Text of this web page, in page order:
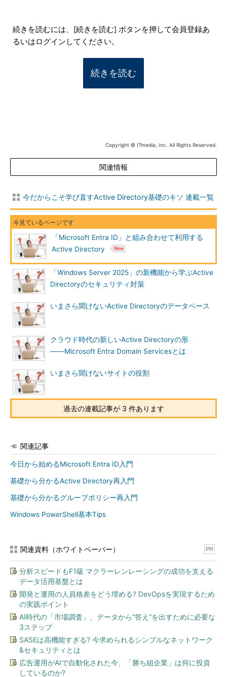
続きを読むには、[続きを読む] ボタンを押して会員登録あ
るいはログインしてください。
続きを読む
Copyright © ITmedia, Inc. All Rights Reserved.
関連情報
今だからこそ学び直すActive Directory基礎のキソ 連載一覧
「Microsoft Entra ID」と組み合わせて利用する
Active Directory
「Windows Server 2025」の新機能から学ぶActive
Directoryのセキュリティ対策
いまさら聞けないActive Directoryのデータベース
クラウド時代の新しいActive Directoryの形
――Microsoft Entra Domain Servicesとは
いまさら聞けないサイトの役割
過去の連載記事が 3 件あります
関連記事
今日から始めるMicrosoft Entra ID入門
基礎から分かるActive Directory再入門
基礎から分かるグループポリシー再入門
Windows PowerShell基本Tips
関連資料（ホワイトペーパー） PR
分析スピードもF1級 マクラーレンレーシングの成功を支える
データ活用基盤とは
開発と運用の人員格差をどう埋める? DevOpsを実現するため
の実践ポイント
AI時代の「市場調査」、データから“答え”を出すために必要な
3ステップ
SASEは高機能すぎる? 今求められるシンプルなネットワーク
&セキュリティとは
広告運用がAIで自動化された今、「勝ち組企業」は何に投資
しているのか?